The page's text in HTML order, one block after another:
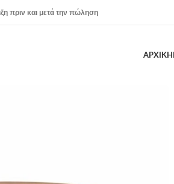
πριν και μετά την πώληση
ΑΡΧΙΚΗ